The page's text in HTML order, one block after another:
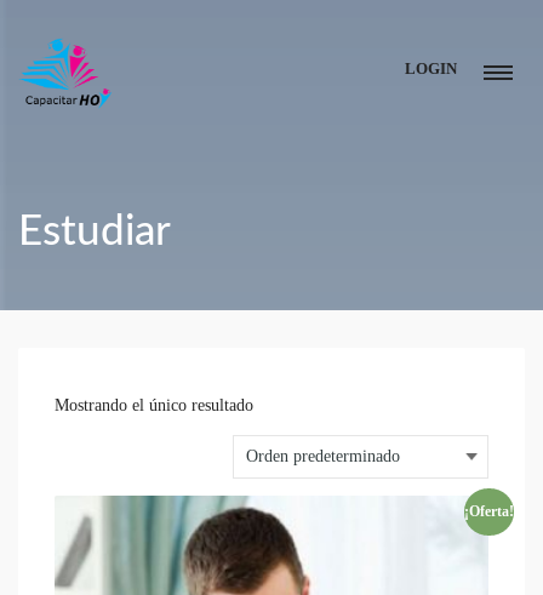
LOGIN
Estudiar
Mostrando el único resultado
¡Oferta!